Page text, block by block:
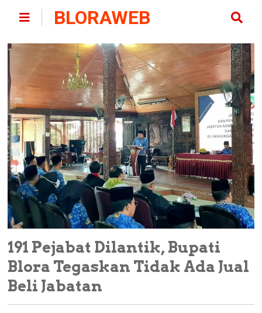
BLORAWEB
191 Pejabat Dilantik, Bupati
Blora Tegaskan Tidak Ada Jual
Beli Jabatan